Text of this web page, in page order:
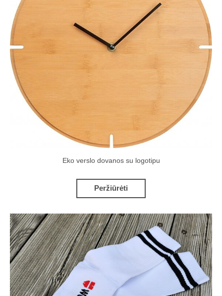
Eko verslo dovanos su logotipu
Peržiūrėti